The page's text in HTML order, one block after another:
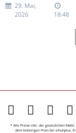
29. Mai,
2026
18:48
* Alle Preise inkl. der gesetzlichen MwSt.
dem bisherigen Preis bei schuhplus.